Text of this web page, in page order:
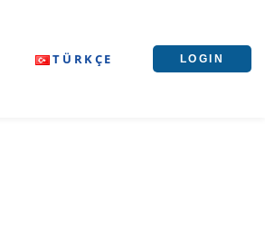
TÜRKÇE LOGIN